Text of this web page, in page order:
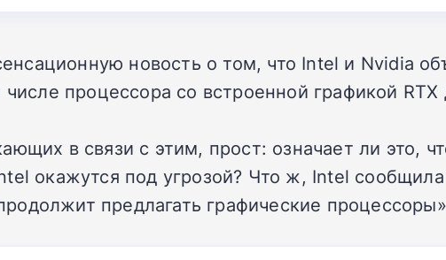
новость о том, что Intel и Nvidia
процессора со встроенной графикой
в связи с этим, прост: означает ли это,
окажутся под угрозой? Что ж, Intel сообщила
предлагать графические